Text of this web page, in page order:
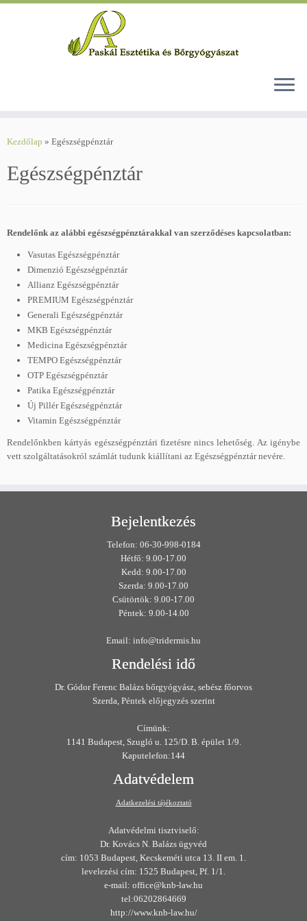
Kezdőlap » Egészségpénztár
Egészségpénztár
Rendelőnk az alábbi egészségpénztárakkal van szerződéses kapcsolatban:
Vasutas Egészségpénztár
Dimenzió Egészségpénztár
Allianz Egészségpénztár
PREMIUM Egészségpénztár
Generali Egészségpénztár
MKB Egészségpénztár
Medicina Egészségpénztár
TEMPO Egészségpénztár
OTP Egészségpénztár
Patika Egészségpénztár
Új Pillér Egészségpénztár
Vitamin Egészségpénztár
Rendelőnkben kártyás egészségpénztári fizetésre nincs lehetőség. Az igénybe
vett szolgáltatásokról számlát tudunk kiállítani az Egészségpénztár nevére.
Bejelentkezés
Telefon: 06-30-998-0184
Hétfő: 9.00-17.00
Kedd: 9.00-17.00
Szerda: 9.00-17.00
Csütörtök: 9.00-17.00
Péntek: 9.00-14.00
Email: info@tridermis.hu
Rendelési idő
Dr. Gódor Ferenc Balázs bőrgyógyász, sebész főorvos
Szerda, Péntek előjegyzés szerint
Címünk:
1141 Budapest, Szugló u. 125/D. B. épület 1/9.
Kaputelefon:144
Adatvédelem
Adatkezelési tájékoztató
Adatvédelmi tisztviselő:
Dr. Kovács N. Balázs ügyvéd
cím: 1053 Budapest, Kecskeméti utca 13. II em. 1.
levelezési cím: 1525 Budapest, Pf. 1/1.
e-mail: office@knb-law.hu
tel:06202864669
http://www.knb-law.hu/